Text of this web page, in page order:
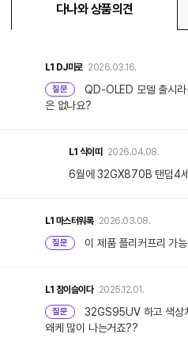
다나와 상품의견
L1 DJ미로 2026.03.16.
질문
QD-OLED 모델 출시라
은 없나요?
L1 식이띠 2026.04.08.
6월에 32GX870B 탠덤4
L1 마스터워록 2026.03.08.
질문 이 제품 플리커프리 가
L1 참이슬이다 2025.12.01.
질문
32GS95UV 하고 색상
왜케 많이 나는거죠??